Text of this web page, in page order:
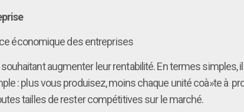
économique des entreprises
augmenter leur rentabilité. En termes simples, il
: plus vous produisez, moins chaque unité coà»te à
tailles de rester compétitives sur le marché.